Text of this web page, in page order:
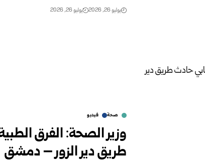
يوليو 26, 2026 يوليو 26, 2026
صحة فيديو
وزير الصحة: الفرق
طريق دير ‏الزور – دمشق ‏